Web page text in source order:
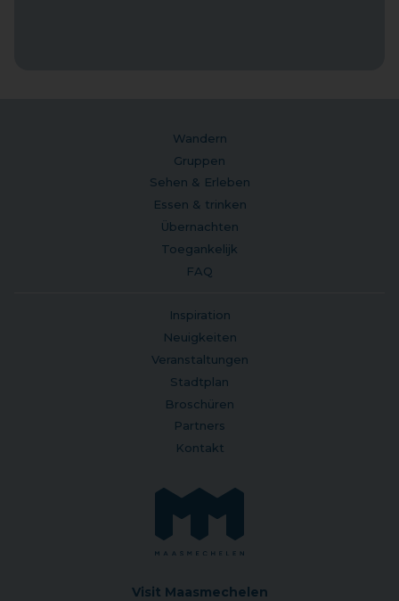
Wandern
Gruppen
Sehen & Erleben
Essen & trinken
Übernachten
Toegankelijk
FAQ
Inspiration
Neuigkeiten
Veranstaltungen
Stadtplan
Broschüren
Partners
Kontakt
Visit Maasmechelen